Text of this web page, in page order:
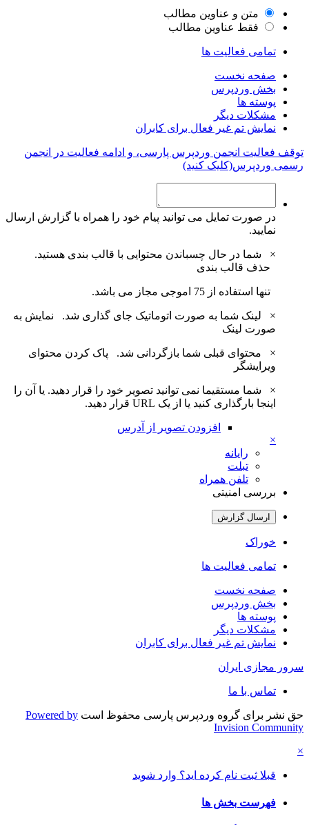
متن و عناوین مطالب
فقط عناوین مطالب
تمامی فعالیت ها
صفحه نخست
بخش وردپرس
پوسته ها
مشکلات دیگر
نمایش تم غیر فعال برای کابران
توقف فعالیت انجمن وردپرس پارسی، و ادامه فعالیت در انجمن
رسمی وردپرس(کلیک کنید)
در صورت تمایل می توانید پیام خود را همراه با گزارش ارسال
نمایید.
×
شما در حال چسباندن محتوایی با قالب بندی هستید.
حذف قالب بندی
تنها استفاده از 75 اموجی مجاز می باشد.
× لینک شما به صورت اتوماتیک جای گذاری شد. نمایش به
صورت لینک
× محتوای قبلی شما بازگردانی شد. پاک کردن محتوای
ویرایشگر
×
شما مستقیما نمی توانید تصویر خود را قرار دهید. یا آن را
اینجا بارگذاری کنید یا از یک URL قرار دهید.
افزودن تصویر از آدرس
×
رایانه
تبلت
تلفن همراه
بررسی امنیتی
ارسال گزارش
خوراک
تمامی فعالیت ها
صفحه نخست
بخش وردپرس
پوسته ها
مشکلات دیگر
نمایش تم غیر فعال برای کابران
سرور مجازی ایران
تماس با ما
حق نشر برای گروه وردپرس پارسی محفوظ است Powered by
Invision Community
×
قبلا ثبت نام کرده اید؟ وارد شوید
فهرست بخش ها